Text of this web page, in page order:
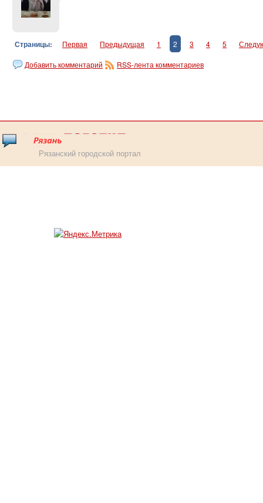
Страницы: Первая Предыдущая 1 2 3 4 5
Добавить комментарий RSS-лента комментариев
Рязанский городской портал